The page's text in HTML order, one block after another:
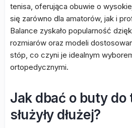
tenisa, oferująca obuwie o
się zarówno dla amatorów, jak i
Balance zyskało popularność
rozmiarów oraz modeli
stóp, co czyni je idealnym
ortopedycznymi.
Jak dbać o buty do
służyły dłużej?